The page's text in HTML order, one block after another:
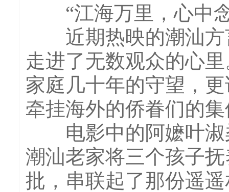
“江海万里，心中念
近期热映的潮汕方
走进了无数观众的心
家庭几十年的守望，
牵挂海外的侨眷们的
电影中的阿嬷叶淑
潮汕老家将三个孩子
批，串联起了那份遥